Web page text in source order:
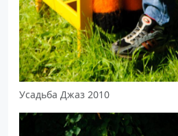
Усадьба Джаз 2010